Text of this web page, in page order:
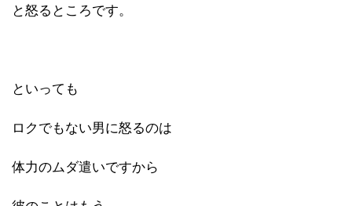
と怒るところです。
といっても
ロクでもない男に怒るのは
体力のムダ遣いですから